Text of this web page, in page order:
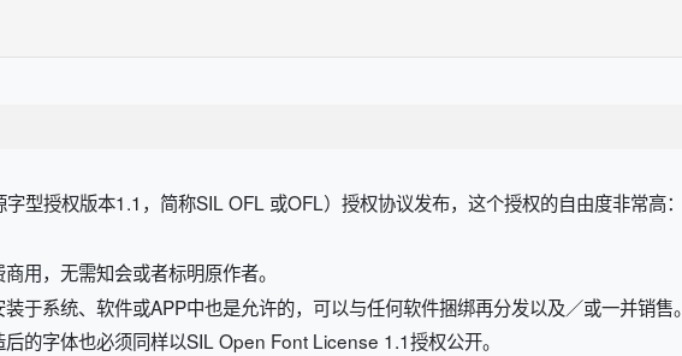
型授权版本1.1，简称SIL OFL 或OFL）授权协议发布，这个授权的自由度非常高：
用，无需知会或者标明原作者。
于系统、软件或APP中也是允许的，可以与任何软件捆绑再分发以及／或一并销售。
的字体也必须同样以SIL Open Font License 1.1授权公开。